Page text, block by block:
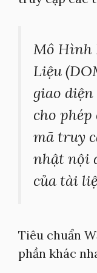
Mô Hình
Liệu
giao
cho
mã truy
nhật nội
của tài
Tiêu chuẩn
phần khác